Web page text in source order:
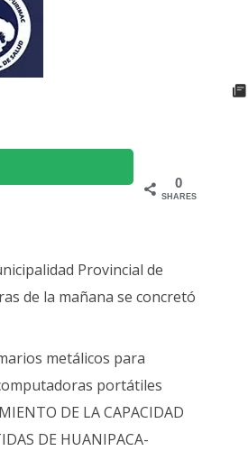
0
SHARES
Provincial de
de la mañana se concretó
metálicos para
portátiles
DE LA CAPACIDAD
DE HUANIPACA-